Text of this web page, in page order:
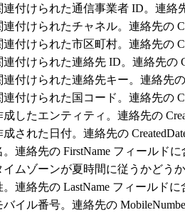
付けられた通信事業者 ID。連絡
付けられたチャネル。連絡先の
付けられた市区町村。連絡先の
付けられた連絡先 ID。連絡先の
付けられた連絡先キー。連絡先
付けられた国コード。連絡先の
したエンティティ。連絡先の
された日付。連絡先の
連絡先の FirstName フィールドに
ムゾーンが夏時間に従うかどう
連絡先の LastName フィールドに
イル番号。連絡先の